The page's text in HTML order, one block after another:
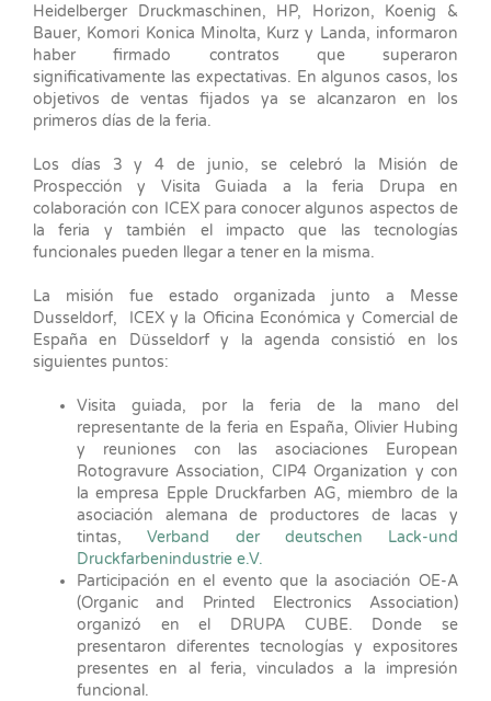
Heidelberger Druckmaschinen, HP, Horizon, Koenig &
Bauer, Komori Konica Minolta, Kurz y Landa, informaron
haber firmado contratos que superaron
significativamente las expectativas. En algunos casos, los
objetivos de ventas fijados ya se alcanzaron en los
primeros días de la feria.
Los días 3 y 4 de junio, se celebró la Misión de
Prospección y Visita Guiada a la feria Drupa en
colaboración con ICEX para conocer algunos aspectos de
la feria y también el impacto que las tecnologías
funcionales pueden llegar a tener en la misma.
La misión fue estado organizada junto a Messe
Dusseldorf, ICEX y la Oficina Económica y Comercial de
España en Düsseldorf y la agenda consistió en los
siguientes puntos:
Visita guiada, por la feria de la mano del
representante de la feria en España, Olivier Hubing
y reuniones con las asociaciones European
Rotogravure Association, CIP4 Organization y con
la empresa Epple Druckfarben AG, miembro de la
asociación alemana de productores de lacas y
tintas,Verband der deutschen Lack-und
Druckfarbenindustrie e.V.
Participación en el evento que la asociación OE-A
(Organic and Printed Electronics Association)
organizó en el DRUPA CUBE. Donde se
presentaron diferentes tecnologías y expositores
presentes en al feria, vinculados a la impresión
funcional.